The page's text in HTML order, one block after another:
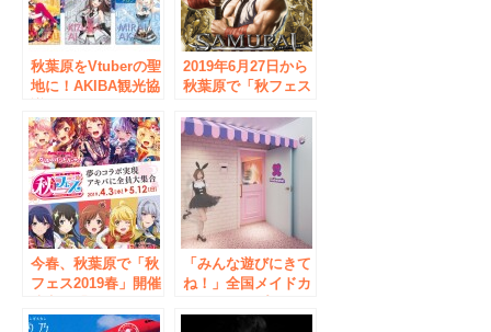
秋葉原をVtuberの聖
地に！AKIBA観光協
総勢１４名のVtuber
が公式にタッグを結
成した「秋フェス
2018秋」開催決定！
秋葉原バーチャル観
光大使に「キズナア
イ」就任も！
2019年6月27日から
秋葉原で「秋フェス
SPIRITS 」の開催
決定！
今春、秋葉原で「秋
フェス2019春」開催
ガールズバンドパー
「みんな遊びにきて
ね！」全国メイドカ
りーみん『秋葉原本